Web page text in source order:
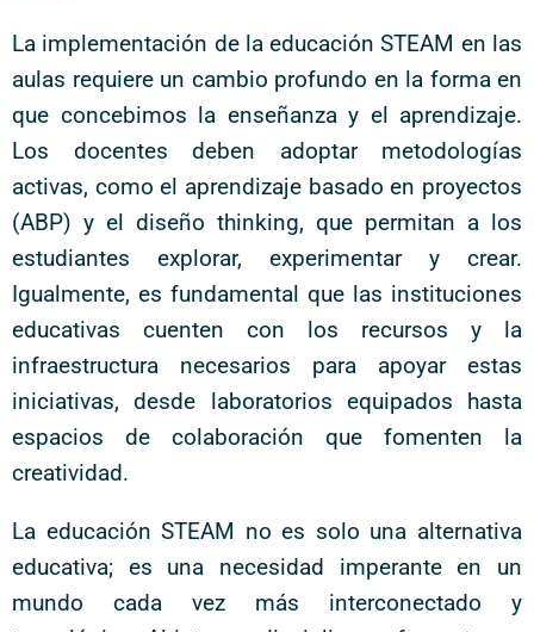
La implementación de la educación STEAM en las
aulas requiere un cambio profundo en la forma en
que concebimos la enseñanza y el aprendizaje.
Los docentes deben adoptar metodologías
activas, como el aprendizaje basado en proyectos
(ABP) y el diseño thinking, que permitan a los
estudiantes explorar, experimentar y crear.
Igualmente, es fundamental que las instituciones
educativas cuenten con los recursos y la
infraestructura necesarios para apoyar estas
iniciativas, desde laboratorios equipados hasta
espacios de colaboración que fomenten la
creatividad.
La educación STEAM no es solo una alternativa
educativa; es una necesidad imperante en un
mundo cada vez más interconectado y